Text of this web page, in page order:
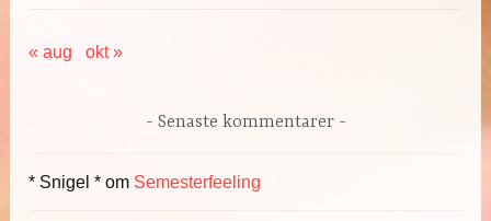
« aug okt »
Senaste kommentarer
* Snigel * om Semesterfeeling